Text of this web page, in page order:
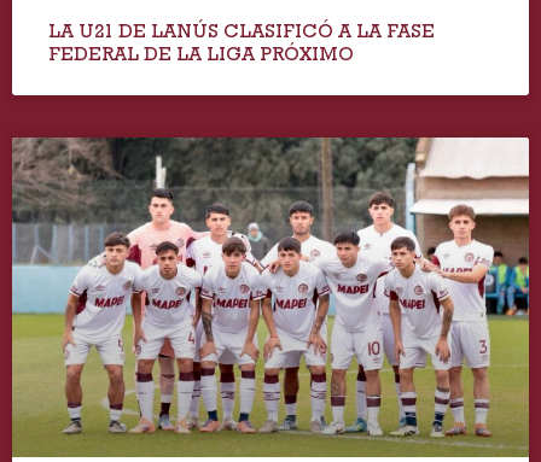
LA U21 DE LANÚS CLASIFICÓ A LA FASE
FEDERAL DE LA LIGA PRÓXIMO